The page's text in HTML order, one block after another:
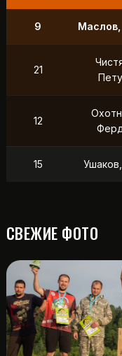
7
43
20
11
СВЕЖИЕ ФОТО